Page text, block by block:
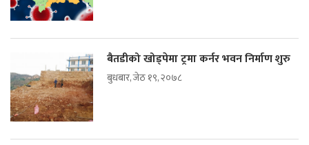
बैतडीको खोड्पेमा ट्रमा कर्नर भवन निर्माण शुरु
बुधबार, जेठ १९, २०७८